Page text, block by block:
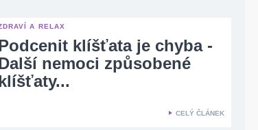
A RELAX
klíšťata je chyba -
nemoci způsobené
CELÝ ČLÁNEK